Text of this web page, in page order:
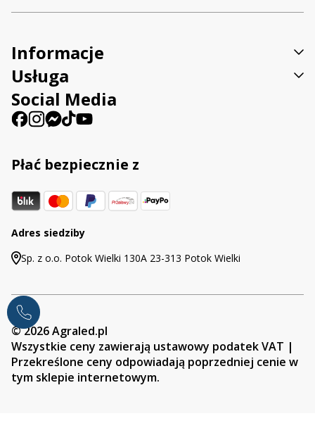
Informacje
Usługa
Social Media
Płać bezpiecznie z
Adres siedziby
Sp. z o.o. Potok Wielki 130A 23-313 Potok Wielki
© 2026 Agraled.pl
Wszystkie ceny zawierają ustawowy podatek VAT |
Przekreślone ceny odpowiadają poprzedniej cenie w
tym sklepie internetowym.